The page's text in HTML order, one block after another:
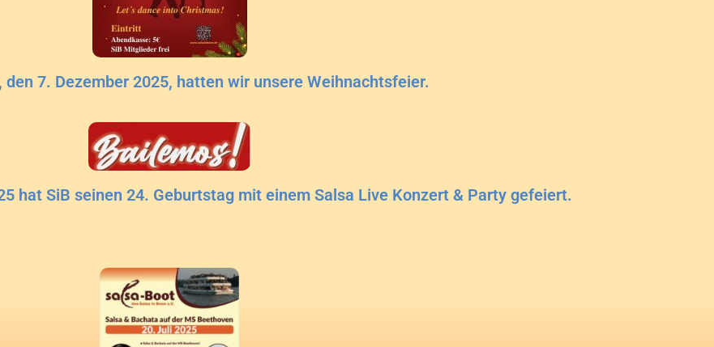
den 7. Dezember 2025, hatten wir unsere Weihnachtsfeier.
hat SiB seinen 24. Geburtstag mit einem Salsa Live Konzert & Party gefeiert.